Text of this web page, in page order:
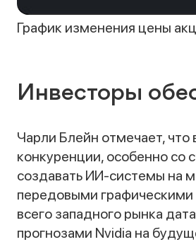
График изменения цены
Инвесторы
Чарли Блейн отмечает, что
конкуренции, особенно со
создавать ИИ-системы на
передовыми графическими
всего западного рынка
прогнозами Nvidia на